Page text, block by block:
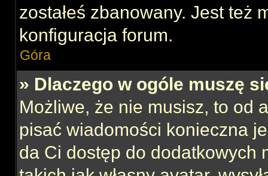
zostałeś zbanowany. Jest też
konfiguracja forum.
Góra
» Dlaczego w ogóle muszę
Możliwe, że nie musisz, to od
pisać wiadomości konieczna
da Ci dostęp do dodatkowych